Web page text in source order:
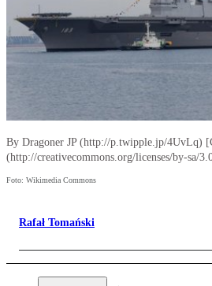
By Dragoner JP (http://p.twipple.jp/4UvLq)
(http://creativecommons.org/licenses/by-sa/
Foto: Wikimedia Commons
Rafał Tomański